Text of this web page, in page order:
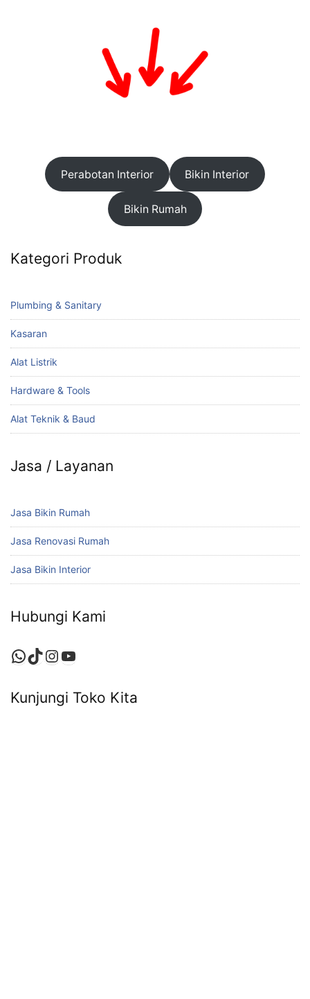
Perabotan Interior Bikin Interior
Bikin Rumah
Kategori Produk
Plumbing & Sanitary
Kasaran
Alat Listrik
Hardware & Tools
Alat Teknik & Baud
Jasa / Layanan
Jasa Bikin Rumah
Jasa Renovasi Rumah
Jasa Bikin Interior
Hubungi Kami
Kunjungi Toko Kita